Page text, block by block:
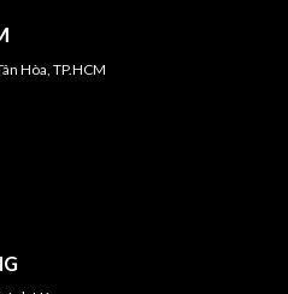
Hòa, TP.HCM